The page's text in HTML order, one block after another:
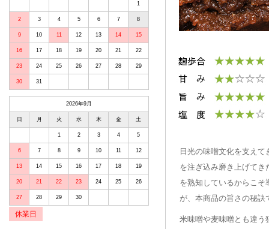
日光の味噌文化を支え
を注ぎ込み磨き上げて
を熟知しているからこ
が、本商品の旨さの秘訣
米味噌や麦味噌とも違う
1
2 3 4 5 6 7 8
9 10 11 12 13 14 15
16 17 18 19 20 21 22
23 24 25 26 27 28 29
30 31
2026年9月
日 月 火 水 木 金 土
1 2 3 4 5
6 7 8 9 10 11 12
13 14 15 16 17 18 19
20 21 22 23 24 25 26
27 28 29 30
休業日